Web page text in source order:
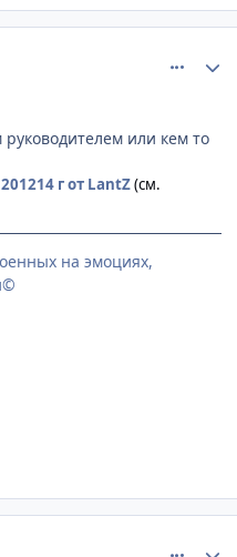
или кем то
14 гот LantZ(см.
на эмоциях,